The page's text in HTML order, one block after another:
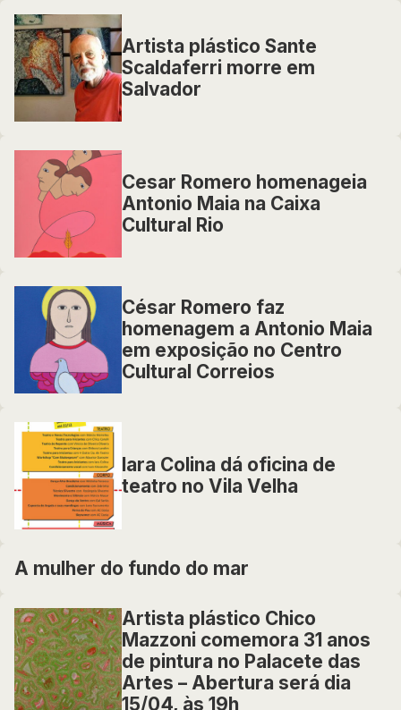
Artista plástico Sante
Scaldaferri morre em
Salvador
Cesar Romero homenageia
Antonio Maia na Caixa
Cultural Rio
César Romero faz
homenagem a Antonio Maia
em exposição no Centro
Cultural Correios
Iara Colina dá oficina de
teatro no Vila Velha
A mulher do fundo do mar
Artista plástico Chico
Mazzoni comemora 31 anos
de pintura no Palacete das
Artes – Abertura será dia
15/04, às 19h